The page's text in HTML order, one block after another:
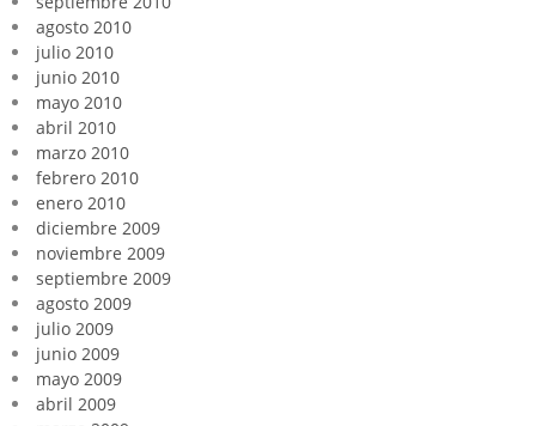
agosto 2010
julio 2010
junio 2010
mayo 2010
abril 2010
marzo 2010
febrero 2010
enero 2010
diciembre 2009
noviembre 2009
septiembre 2009
agosto 2009
julio 2009
junio 2009
mayo 2009
abril 2009